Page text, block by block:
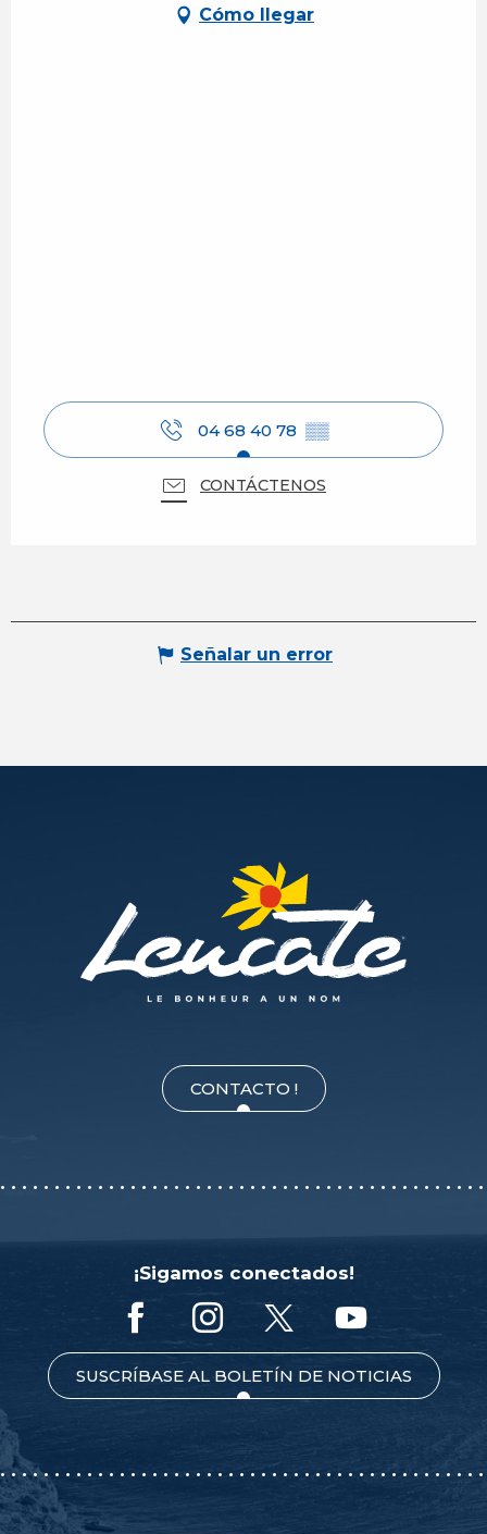
Cómo llegar
04 68 40 78 ▒▒
CONTÁCTENOS
Señalar un error
CONTACTO !
¡Sigamos conectados!
SUSCRÍBASE AL BOLETÍN DE NOTICIAS